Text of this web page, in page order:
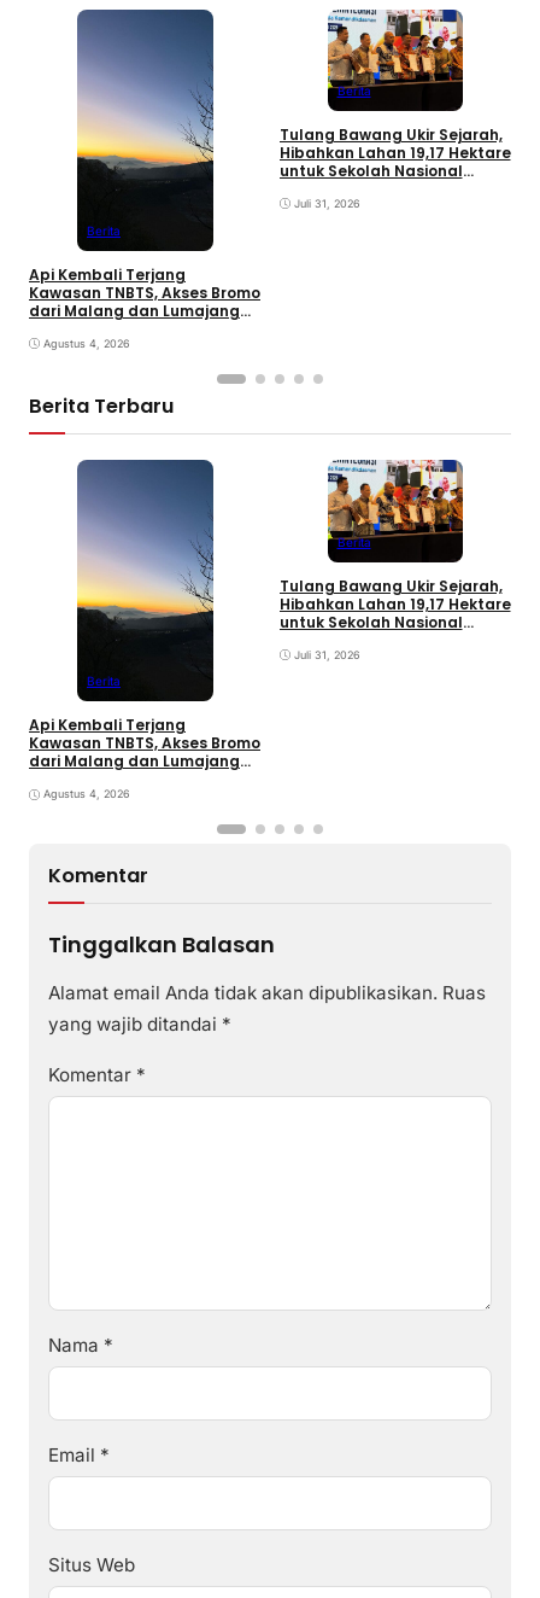
Berita
Api Kembali Terjang
Kawasan TNBTS, Akses Bromo
dari Malang dan Lumajang
Agustus 4, 2026
Berita
Tulang Bawang Ukir Sejarah,
Hibahkan Lahan 19,17 Hektare
untuk Sekolah Nasional
Juli 31, 2026
Berita Terbaru
Berita
Api Kembali Terjang
Kawasan TNBTS, Akses Bromo
dari Malang dan Lumajang
Agustus 4, 2026
Berita
Tulang Bawang Ukir Sejarah,
Hibahkan Lahan 19,17 Hektare
untuk Sekolah Nasional
Juli 31, 2026
Komentar
Tinggalkan Balasan
Alamat email Anda tidak akan dipublikasikan. Ruas
yang wajib ditandai *
Komentar *
Nama *
Email *
Situs Web